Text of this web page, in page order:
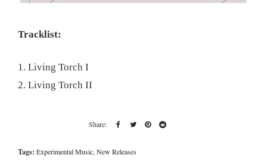
Tracklist:
1. Living Torch I
2. Living Torch II
Tags: Experimental Music,New Releases